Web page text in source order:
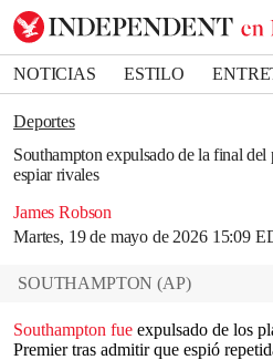
NOTICIAS ESTILO
DEPORTES
Deportes
Southampton expulsado de la final
espiar rivales
James Robson
Martes, 19 de mayo de 2026 15:09
Bookmark popover
Removed from bookmarks
Close popover
SOUTHAMPTON (AP)
Southampton fue expulsado de los
Premier tras admitir que espió